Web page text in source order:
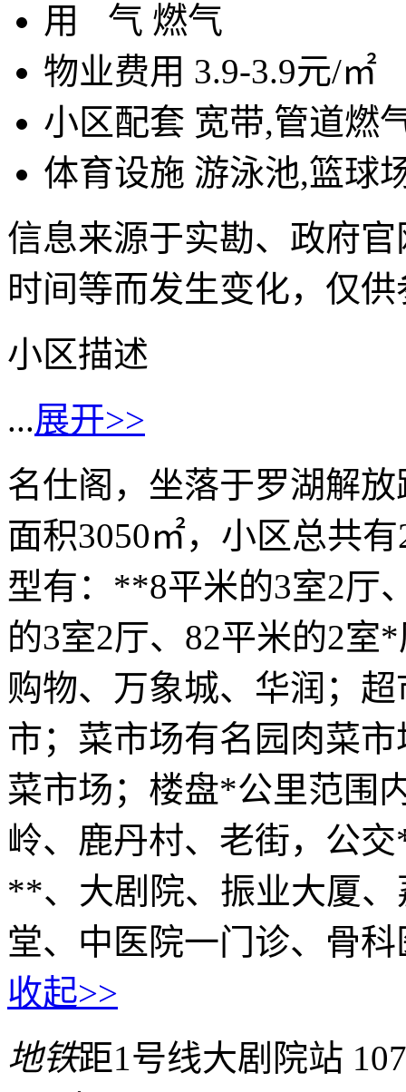
用 气 燃气
物业费用 3.9-3.9元/㎡
小区配套 宽带,管道燃
体育设施 游泳池,篮球
信息来源于实勘、政府
时间等而发生变化，仅
小区描述
...展开>>
名仕阁，坐落于罗湖解
面积3050㎡，小区总共
型有：**8平米的3室2厅
的3室2厅、82平米的2室
购物、万象城、华润；
市；菜市场有名园肉菜
菜市场；楼盘*公里范围
岭、鹿丹村、老街，公
**、大剧院、振业大厦
堂、中医院一门诊、骨
收起>>
地铁距1号线大剧院站